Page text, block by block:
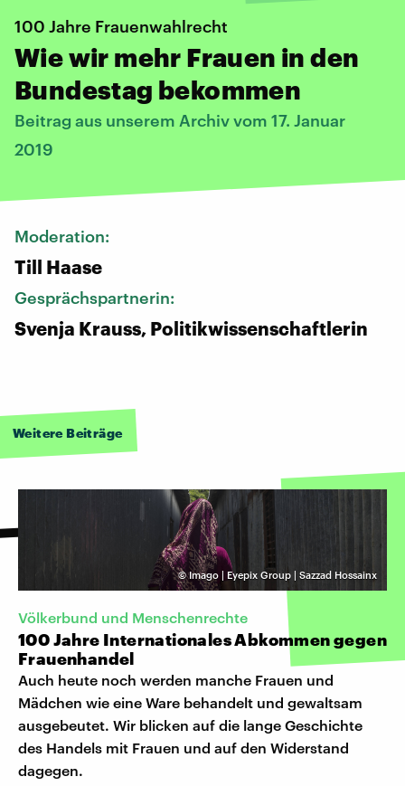
100 Jahre Frauenwahlrecht
Wie wir mehr Frauen in den
Bundestag bekommen
Beitrag aus unserem Archiv vom 17. Januar
2019
Moderation:
Till Haase
Gesprächspartnerin:
Svenja Krauss, Politikwissenschaftlerin
Weitere Beiträge
©Imago | Eyepix Group | Sazzad Hossainx
Völkerbund und Menschenrechte
100 Jahre Internationales Abkommen gegen
Frauenhandel
Auch heute noch werden manche Frauen und
Mädchen wie eine Ware behandelt und gewaltsam
ausgebeutet. Wir blicken auf die lange Geschichte
des Handels mit Frauen und auf den Widerstand
dagegen.